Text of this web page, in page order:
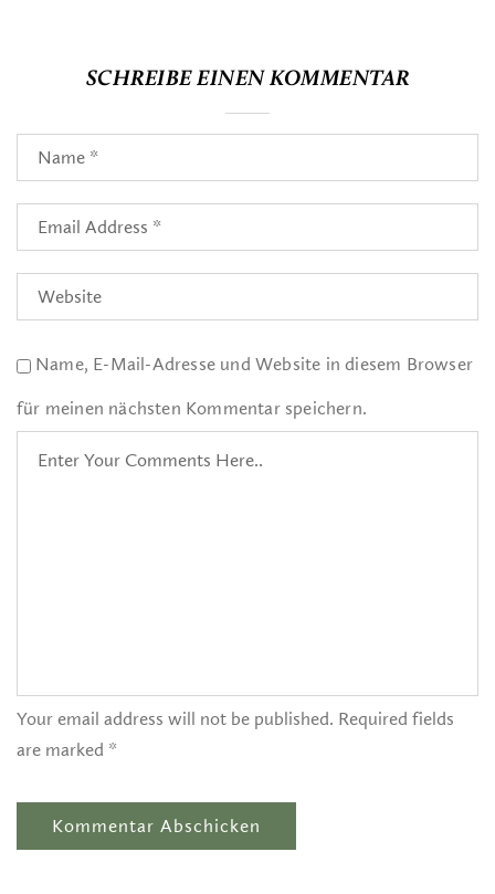
SCHREIBE EINEN KOMMENTAR
Name, E-Mail-Adresse und Website in diesem Browser
für meinen nächsten Kommentar speichern.
Your email address will not be published. Required fields
are marked *